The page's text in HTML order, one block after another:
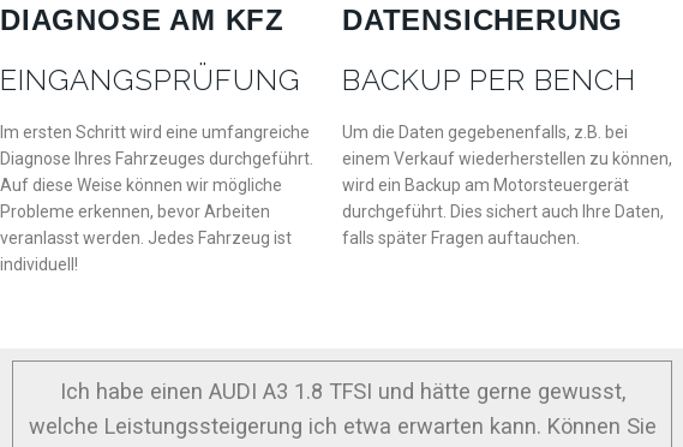
DIAGNOSE AM KFZ
EINGANGSPRÜFUNG
Im ersten Schritt wird eine umfangreiche
Diagnose Ihres Fahrzeuges durchgeführt.
Auf diese Weise können wir mögliche
Probleme erkennen, bevor Arbeiten
veranlasst werden. Jedes Fahrzeug ist
individuell!
DATENSICHERUNG
BACKUP PER BENCH
Um die Daten gegebenenfalls, z.B. bei
einem Verkauf wiederherstellen zu können,
wird ein Backup am Motorsteuergerät
durchgeführt. Dies sichert auch Ihre Daten,
falls später Fragen auftauchen.
Ich habe einen AUDI A3 1.8 TFSI und hätte gerne gewusst,
welche Leistungssteigerung ich etwa erwarten kann. Können Sie